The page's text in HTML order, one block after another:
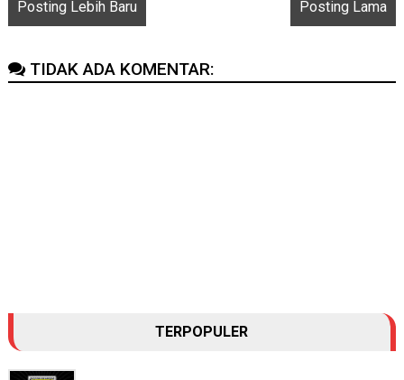
Posting Lebih Baru Posting Lama
TIDAK ADA KOMENTAR:
TERPOPULER